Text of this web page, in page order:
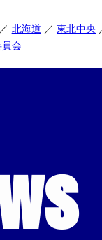
北海道 東北中央
会